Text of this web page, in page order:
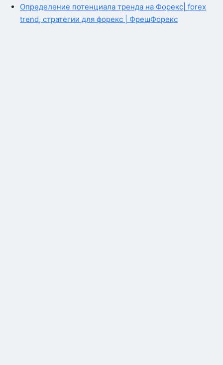
Определение потенциала тренда на Форекс| forex
trend, стратегии для форекс | ФрешФорекс